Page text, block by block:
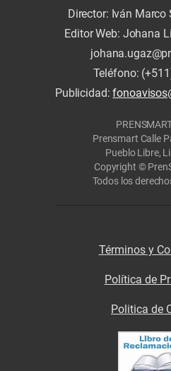
Director: Iván Marco
Editor Web: Johana
Teléfono:
Publicidad:
Prensmart Calle
Pueblo Libre,
Copyright ©
Todos los
Términos y
Política de
Politica de